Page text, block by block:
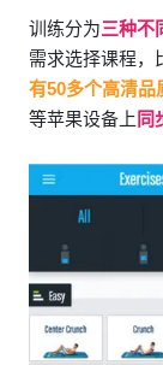
训练分为三种不
需求选择课程，
有50多个高清品
等苹果设备上 同